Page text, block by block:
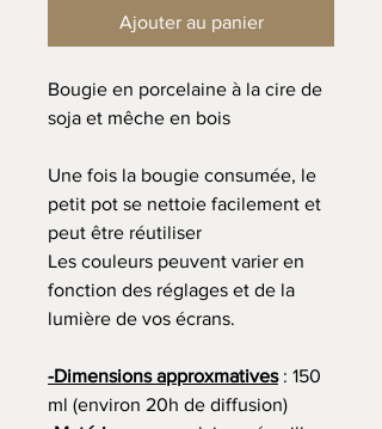
Ajouter au panier
Bougie en porcelaine à la cire de
soja et mêche en bois
Une fois la bougie consumée, le
petit pot se nettoie facilement et
peut être réutiliser
Les couleurs peuvent varier en
fonction des réglages et de la
lumière de vos écrans.
-Dimensions approxmatives: 150
ml (environ 20h de diffusion)